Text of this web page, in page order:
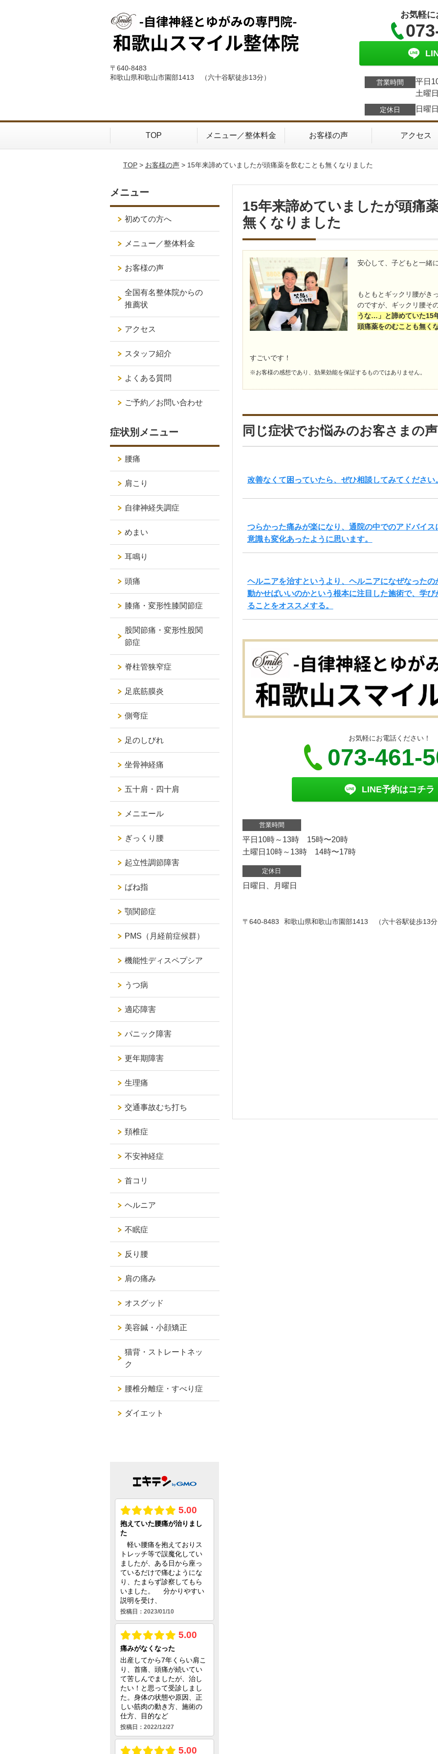
〒640-8483
和歌山県和歌山市園部1413 （六十谷駅徒歩13分）
お気軽
営業時間
平日
土曜
定休日 日曜
TOP メニュー／整体料金 お客様の声 アクセス
TOP> お客様の声> 15年来諦めていましたが頭痛薬を飲むことも無くなりました
15年来諦めていましたが頭痛
無くなりました
安心して、子どもと一緒
もともとギックリ腰がき
のですが、ギックリ腰そ
うな…」と諦めていた15
頭痛薬をのむことも無く
すごいです！
※お客様の感想であり、効果効能を保証するものではありません。
同じ症状でお悩みのお客さまの声
改善なくて困っていたら、ぜひ相談してみてください
つらかった痛みが楽になり、通院の中でのアドバイス
意識も変化あったように思います。
ヘルニアを治すというより、ヘルニアになぜなったの
動かせばいいのかという根本に注目した施術で、学び
ることをオススメする。
お気軽にお電話ください！
073-461-
LINE予約はコチラ
営業時間
平日10時～13時 15時〜20時
土曜日10時～13時 14時〜17時
定休日
日曜日、月曜日
〒640-8483 和歌山県和歌山市園部1413 （六十谷駅徒歩13
メニュー
初めての方へ
メニュー／整体料金
お客様の声
全国有名整体院からの
推薦状
アクセス
スタッフ紹介
よくある質問
ご予約／お問い合わせ
症状別メニュー
腰痛
肩こり
自律神経失調症
めまい
耳鳴り
頭痛
膝痛・変形性膝関節症
股関節痛・変形性股関
節症
脊柱管狭窄症
足底筋膜炎
側弯症
足のしびれ
坐骨神経痛
五十肩・四十肩
メニエール
ぎっくり腰
起立性調節障害
ばね指
顎関節症
PMS（月経前症候群）
機能性ディスペプシア
うつ病
適応障害
パニック障害
更年期障害
生理痛
交通事故むち打ち
頚椎症
不安神経症
首コリ
ヘルニア
不眠症
反り腰
肩の痛み
オスグッド
美容鍼・小顔矯正
猫背・ストレートネッ
ク
腰椎分離症・すべり症
ダイエット